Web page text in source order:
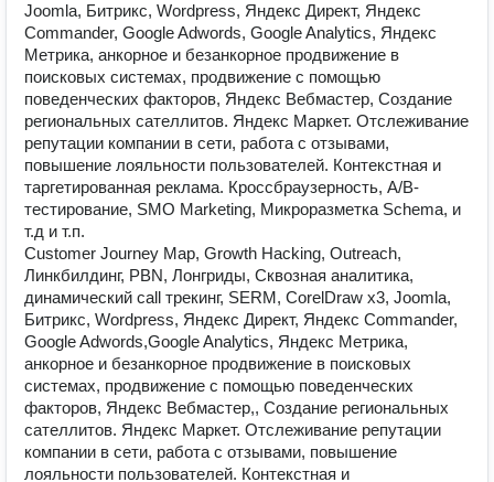
Joomla, Битрикс, Wordpress, Яндекс Директ, Яндекс
Commander, Google Adwords, Google Analytics, Яндекс
Метрика, анкорное и безанкорное продвижение в
поисковых системах, продвижение с помощью
поведенческих факторов, Яндекс Вебмастер, Создание
региональных сателлитов. Яндекс Маркет. Отслеживание
репутации компании в сети, работа с отзывами,
повышение лояльности пользователей. Контекстная и
таргетированная реклама. Кроссбраузерность, A/B-
тестирование, SMO Marketing, Микроразметка Schema, и
т.д и т.п.
Customer Journey Map, Growth Hacking, Outreach,
Линкбилдинг, PBN, Лонгриды, Сквозная аналитика,
динамический call трекинг, SERM, CorelDraw x3, Joomla,
Битрикс, Wordpress, Яндекс Директ, Яндекс Commander,
Google Adwords,Google Analytics, Яндекс Метрика,
анкорное и безанкорное продвижение в поисковых
системах, продвижение с помощью поведенческих
факторов, Яндекс Вебмастер,, Создание региональных
сателлитов. Яндекс Маркет. Отслеживание репутации
компании в сети, работа с отзывами, повышение
лояльности пользователей. Контекстная и